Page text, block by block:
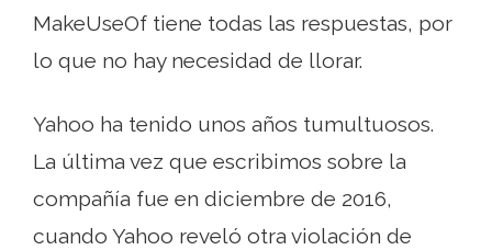
MakeUseOf tiene todas las respuestas, por
lo que no hay necesidad de llorar.
Yahoo ha tenido unos años tumultuosos.
La última vez que escribimos sobre la
compañía fue en diciembre de 2016,
cuando Yahoo reveló otra violación de